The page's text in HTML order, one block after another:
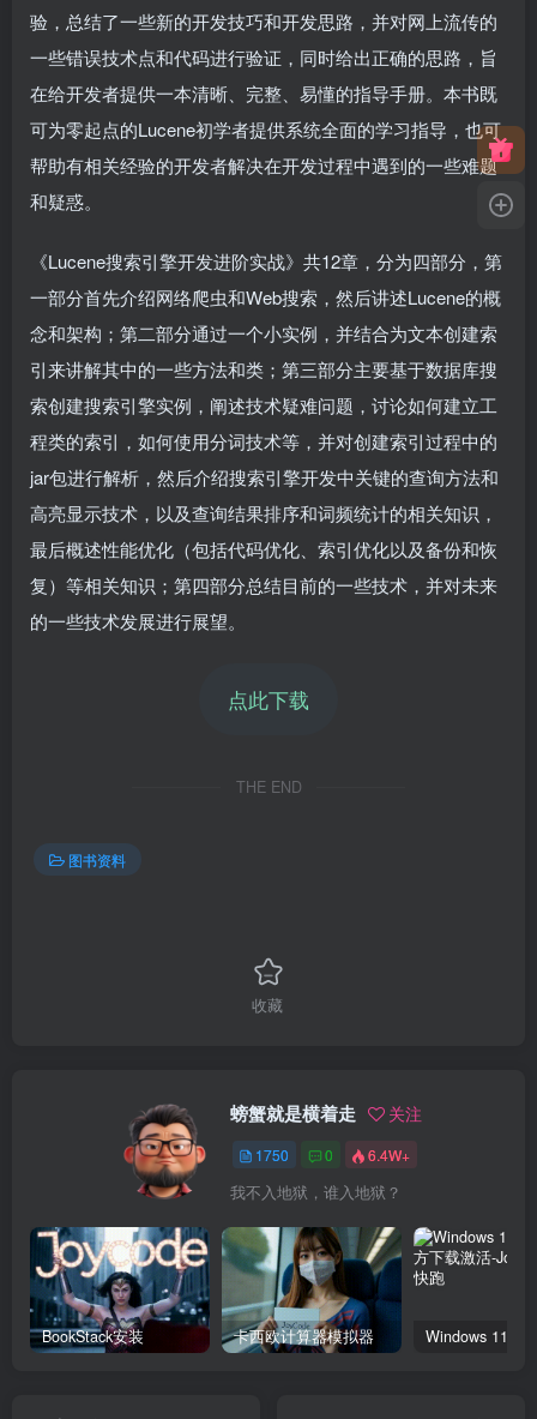
验，总结了一些新的开发技巧和开发思路，并对网上流传的
一些错误技术点和代码进行验证，同时给出正确的思路，旨
在给开发者提供一本清晰、完整、易懂的指导手册。本书既
可为零起点的Lucene初学者提供系统全面的学习指导，也可
帮助有相关经验的开发者解决在开发过程中遇到的一些难题
和疑惑。
《Lucene搜索引擎开发进阶实战》共12章，分为四部分，第
一部分首先介绍网络爬虫和Web搜索，然后讲述Lucene的概
念和架构；第二部分通过一个小实例，并结合为文本创建索
引来讲解其中的一些方法和类；第三部分主要基于数据库搜
索创建搜索引擎实例，阐述技术疑难问题，讨论如何建立工
程类的索引，如何使用分词技术等，并对创建索引过程中的
jar包进行解析，然后介绍搜索引擎开发中关键的查询方法和
高亮显示技术，以及查询结果排序和词频统计的相关知识，
最后概述性能优化（包括代码优化、索引优化以及备份和恢
复）等相关知识；第四部分总结目前的一些技术，并对未来
的一些技术发展进行展望。
点此下载
THE END
图书资料
收藏
螃蟹就是横着走 关注
1750 0 6.4W+
我不入地狱，谁入地狱？
BookStack安装 卡西欧计算器模拟器